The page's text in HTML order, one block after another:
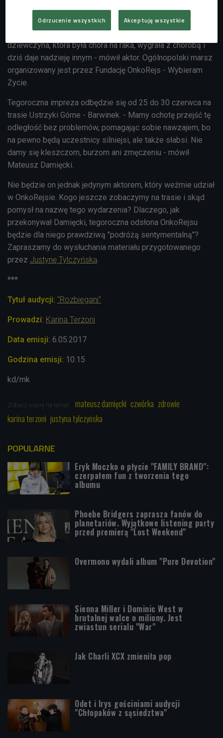
Na każdej trasie maszerować będą grupy około 10-
osobowe, a wśród nich aktor Mateusz Damięcki. - Ten bieg
to niesamowita historia, bo pomysłodawczynią jest
dziewczyna, która była chora na raka, wygrała z chorobą i
dziś daje nadzieję innym - mówił aktor. Ogólnopolski marsz
organizowany jest przez Fundację OnkoRejs - Wybieram
Życie.
Tegoroczna impreza odbędzie się od 25 do 30 czerwca na
trasie Ustrzyki Górne - Barwinek. - Mamy ochotę przejść tę
odległość bez problemów, pomagając sobie nawzajem, bo
na pewno będą uczestnicy silniejsi, ale także słabsi. Nie
damy się kleszczom, burzom ani zmęczeniu - mówił
Mateusz Damięcki.
Nie będzie on jednak jedynym aktorem, który weźmie udział
w OnkoRejsie. Kogo jeszcze zobaczymy na trasie i skąd
pomysł na nazwę tego wydarzenia? Dlaczego, jak
przekonywał Damięcki, tegoroczna odsłona OnkoRejsu
będzie dla niego prawdziwą "podróżą sentymentalną"?
Zapraszamy do wysłuchania materiału przygotowanego
przez Justynę Tylczyńską.
***
Tytuł audycji: "Rozbiegani"
Prowadzi: Karina Terzoni
Data emisji: 6.05.2017
Godzina emisji: 10.15
kd/mk
Zobacz więcej na temat: mateusz damięcki czwórka zdrowie
karina terzoni justyna tylczyńska
POPULARNE
Eryk Moczko o płycie "FAMILY BRAND":
czerpałem fun z tworzenia tego
albumu
Phoebe Bridgers zaprasza fanów do
planetariów. Wyjątkowe listening party
przed premierą "Lost Weekend"
Overmono wydali album "Pure Devotion"
Sienna Miller i Dominic West w
brutalnej walce o miliony. Jest
zwiastun serialu "War"
Jak Charli XCX zmieniła pop
Odet i Irys gościniami audycji
"Chłopaków z sąsiedztwa"
Odrzucenie wszystkich Akceptuję wszystkie